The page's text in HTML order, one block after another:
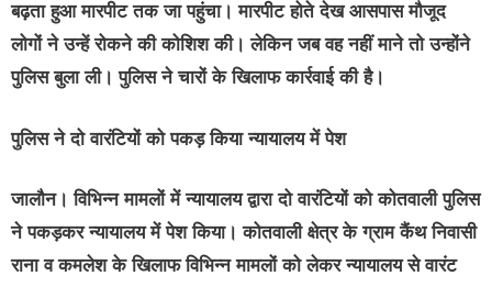
बढ़ता हुआ मारपीट तक जा पहुंचा। मारपीट होते देख आसपास मौजूद
लोगों ने उन्हें रोकने की कोशिश की। लेकिन जब वह नहीं माने तो उन्होंने
पुलिस बुला ली। पुलिस ने चारों के खिलाफ कार्रवाई की है।
पुलिस ने दो वारंटियों को पकड़ किया न्यायालय में पेश
जालौन। विभिन्न मामलों में न्यायालय द्वारा दो वारंटियों को कोतवाली पुलिस
ने पकड़कर न्यायालय में पेश किया। कोतवाली क्षेत्र के ग्राम कैंथ निवासी
राना व कमलेश के खिलाफ विभिन्न मामलों को लेकर न्यायालय से वारंट